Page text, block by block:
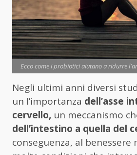
Ecco come i probiotici aiutano a ridurre
Negli ultimi anni diversi
un l’importanza dell’asse
cervello, un meccanismo
dell’intestino a quella del
conseguenza, al benessere